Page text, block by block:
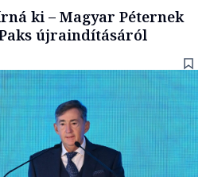
ki – Magyar Péternek
újraindításáról